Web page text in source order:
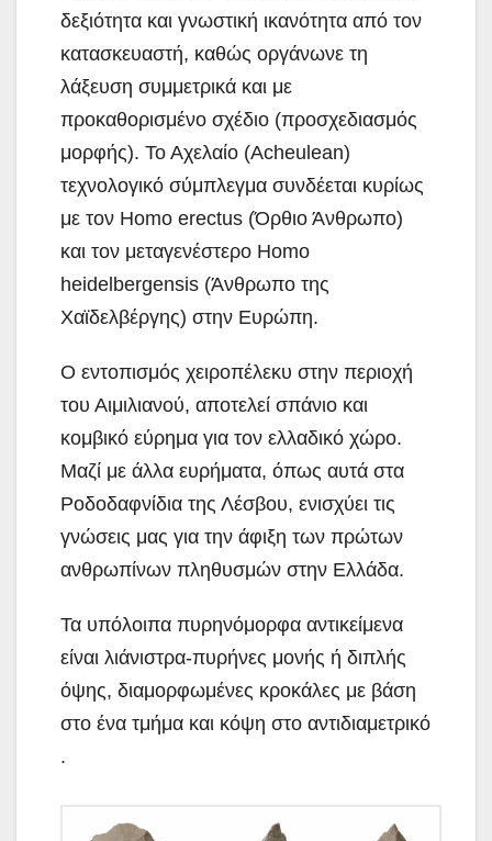
δεξιότητα και γνωστική ικανότητα από τον
κατασκευαστή, καθώς οργάνωνε τη
λάξευση συμμετρικά και με
προκαθορισμένο σχέδιο (προσχεδιασμός
μορφής). Το Αχελαίο (Acheulean)
τεχνολογικό σύμπλεγμα συνδέεται κυρίως
με τον Homo erectus (Όρθιο Άνθρωπο)
και τον μεταγενέστερο Homo
heidelbergensis (Άνθρωπο της
Χαϊδελβέργης) στην Ευρώπη.
Ο εντοπισμός χειροπέλεκυ στην περιοχή
του Αιμιλιανού, αποτελεί σπάνιο και
κομβικό εύρημα για τον ελλαδικό χώρο.
Μαζί με άλλα ευρήματα, όπως αυτά στα
Ροδοδαφνίδια της Λέσβου, ενισχύει τις
γνώσεις μας για την άφιξη των πρώτων
ανθρωπίνων πληθυσμών στην Ελλάδα.
Τα υπόλοιπα πυρηνόμορφα αντικείμενα
είναι λιάνιστρα-πυρήνες μονής ή διπλής
όψης, διαμορφωμένες κροκάλες με βάση
στο ένα τμήμα και κόψη στο αντιδιαμετρικό
.